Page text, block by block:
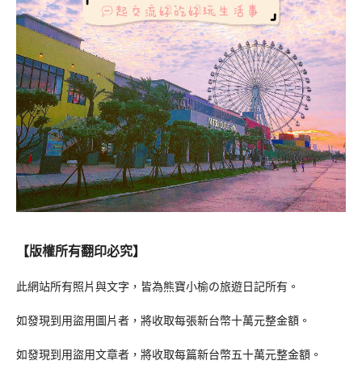
【版權所有翻印必究】
此網站所有照片與文字，皆為熊寶小榆の旅遊日記所有。
如發現到用盜用圖片者，將收取每張新台幣十萬元整金額。
如發現到用盜用文章者，將收取每篇新台幣五十萬元整金額。